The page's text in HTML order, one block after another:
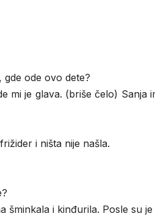
ode ovo dete?
mi je glava. (briše čelo) Sanja
i ništa nije našla.
i kinđurila. Posle su